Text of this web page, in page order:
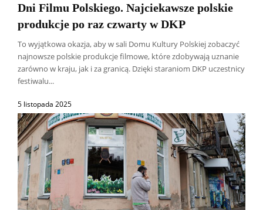
Dni Filmu Polskiego. Najciekawsze polskie
produkcje po raz czwarty w DKP
To wyjątkowa okazja, aby w sali Domu Kultury Polskiej zobaczyć
najnowsze polskie produkcje filmowe, które zdobywają uznanie
zarówno w kraju, jak i za granicą. Dzięki staraniom DKP uczestnicy
festiwalu...
5 listopada 2025